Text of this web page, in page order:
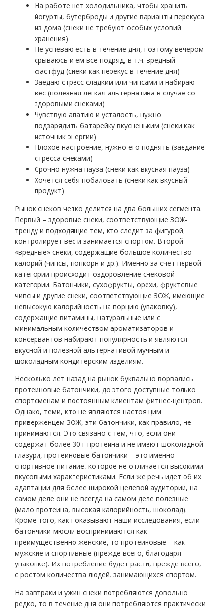
На работе нет холодильника, чтобы хранить
йогурты, бутерброды и другие варианты перекуса
из дома (снеки не требуют особых условий
хранения)
Не успеваю есть в течение дня, поэтому вечером
срываюсь и ем все подряд, в т.ч. вредный
фастфуд (снеки как перекус в течение дня)
Заедаю стресс сладким или чипсами и набираю
вес (полезная легкая альтернатива в случае со
здоровыми снеками)
Чувствую апатию и усталость, нужно
подзарядить батарейку вкусненьким (снеки как
источник энергии)
Плохое настроение, нужно его поднять (заедание
стресса снеками)
Срочно нужна пауза (снеки как вкусная пауза)
Хочется себя побаловать (снеки как вкусный
продукт)
Рынок снеков четко делится на два больших сегмента.
Первый – здоровые снеки, соответствующие ЗОЖ-
тренду и подходящие тем, кто следит за фигурой,
контролирует вес и занимается спортом. Второй –
«вредные» снеки, содержащие большое количество
калорий (чипсы, попкорн и др.). Именно за счет первой
категории происходит оздоровление снековой
категории. Батончики, сухофрукты, орехи, фруктовые
чипсы и другие снеки, соответствующие ЗОЖ, имеющие
невысокую калорийность на порцию (упаковку),
содержащие витамины, натуральные или с
минимальным количеством ароматизаторов и
консервантов набирают популярность и являются
вкусной и полезной альтернативой мучным и
шоколадным кондитерским изделиям.
Несколько лет назад на рынок буквально ворвались
протеиновые батончики, до этого доступные только
спортсменам и постоянным клиентам фитнес-центров.
Однако, теми, кто не являются настоящим
приверженцем ЗОЖ, эти батончики, как правило, не
принимаются. Это связано с тем, что, если они
содержат более 30 г протеина и не имеют шоколадной
глазури, протеиновые батончики – это именно
спортивное питание, которое не отличается высокими
вкусовыми характеристиками. Если же речь идет об их
адаптации для более широкой целевой аудитории, на
самом деле они не всегда на самом деле полезные
(мало протеина, высокая калорийность, шоколад).
Кроме того, как показывают наши исследования, если
батончики-мюсли воспринимаются как
преимущественно женские, то протеиновые – как
мужские и спортивные (прежде всего, благодаря
упаковке). Их потребление будет расти, прежде всего,
с ростом количества людей, занимающихся спортом.
На завтраки и ужин снеки потребляются довольно
редко, то в течение дня они потребляются практически